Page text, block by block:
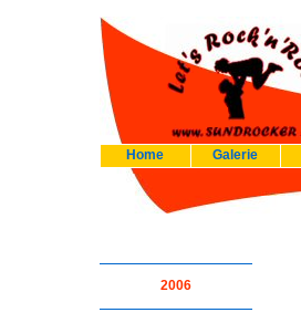
Home Galerie
2006